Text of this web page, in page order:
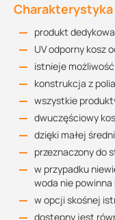
produkt
UV odporny kosz
istnieje
konstrukcja z
wszystkie
dwuczęściowy
dzięki małej
przeznaczony do
w przypadku
woda nie
w opcji skośnej
dostępny jest
łatwy szybki
produkty są
koszt odporny na
Produkt
kupując ten
Czy wiesz, że ...
prawidłowo
zastoiska wodne.
projektowania.
Czy wiesz, że...
po zastosowaniuTWN
Rodzaj wpustu:
poziomy
Średnica:
DN 50
Przepustowość
Średnica
DN 50
1,8 l/s
DN 70
3,8 l/s
86.97 KB
Rysunek
86.27 KB
Karta